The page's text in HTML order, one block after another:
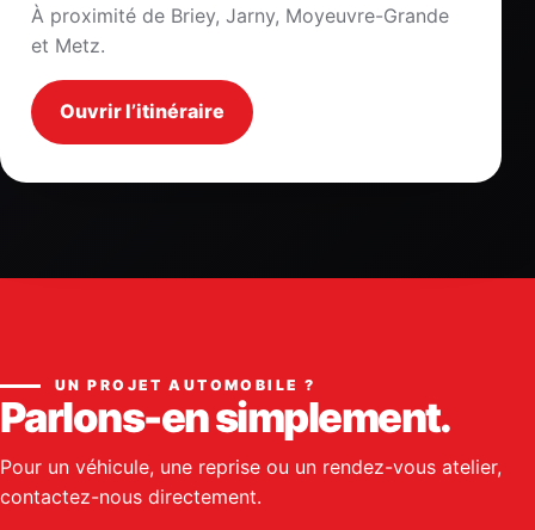
À proximité de Briey, Jarny, Moyeuvre-Grande
et Metz.
Ouvrir l’itinéraire
UN PROJET AUTOMOBILE ?
Parlons-en simplement.
Pour un véhicule, une reprise ou un rendez-vous atelier,
contactez-nous directement.